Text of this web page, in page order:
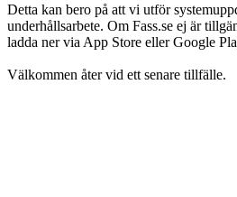
Detta kan bero på att vi utför
underhållsarbete. Om Fass.se ej är
ladda ner via App Store eller Google
Välkommen åter vid ett senare tillfälle.